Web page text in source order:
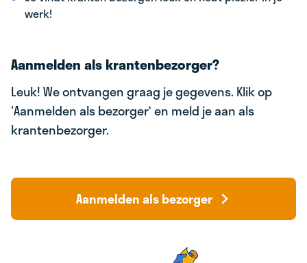
werk!
Aanmelden als krantenbezorger?
Leuk! We ontvangen graag je gegevens. Klik op
'Aanmelden als bezorger‘ en meld je aan als
krantenbezorger.
Aanmelden als bezorger